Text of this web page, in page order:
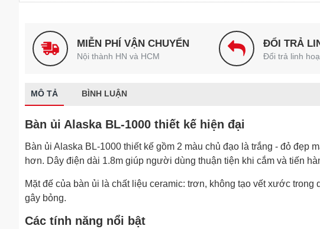
MIỄN PHÍ VẬN CHUYỂN
Nội thành HN và HCM
ĐỔI TRẢ
Đổi trả linh
MÔ TẢ BÌNH LUẬN
Bàn ủi Alaska BL-1000 thiết kế hiện đại
Bàn ủi Alaska BL-1000 thiết kế gồm 2 màu chủ đạo là trắng - đỏ đẹp
hơn. Dây điện dài 1.8m giúp người dùng thuận tiện khi cắm và tiến
Mặt đế của bàn ủi là chất liệu ceramic: trơn, không tạo vết xước trong
gây bỏng.
Các tính năng nổi bật